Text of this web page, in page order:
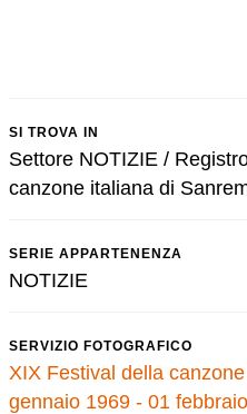
SI TROVA IN
Settore NOTIZIE /
canzone italiana di
SERIE APPARTENENZA
NOTIZIE
SERVIZIO FOTOGRAFICO
XIX Festival della
gennaio 1969 - 01